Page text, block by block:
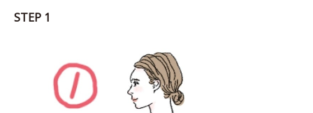
STEP 1